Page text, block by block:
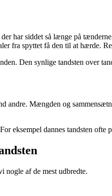
har siddet så længe på
fra spyttet få den til at hærde.
Den synlige tandsten over
andre. Mængden og
eksempel dannes tandsten
nogle af de mest udbredte.